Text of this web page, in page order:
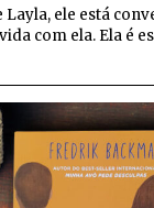
Layla, ele está
com ela. Ela é